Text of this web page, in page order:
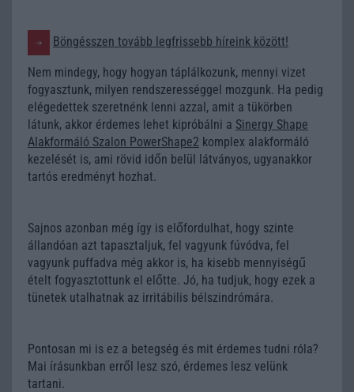
Böngésszen tovább legfrissebb híreink között!
Nem mindegy, hogy hogyan táplálkozunk, mennyi vizet
fogyasztunk, milyen rendszerességgel mozgunk. Ha pedig
elégedettek szeretnénk lenni azzal, amit a tükörben
látunk, akkor érdemes lehet kipróbálni a Sinergy Shape
Alakformáló Szalon PowerShape2 komplex alakformáló
kezelését is, ami rövid időn belül látványos, ugyanakkor
tartós eredményt hozhat.
Sajnos azonban még így is előfordulhat, hogy szinte
állandóan azt tapasztaljuk, fel vagyunk fúvódva, fel
vagyunk puffadva még akkor is, ha kisebb mennyiségű
ételt fogyasztottunk el előtte. Jó, ha tudjuk, hogy ezek a
tünetek utalhatnak az irritábilis bélszindrómára.
Pontosan mi is ez a betegség és mit érdemes tudni róla?
Mai írásunkban erről lesz szó, érdemes lesz velünk
tartani.